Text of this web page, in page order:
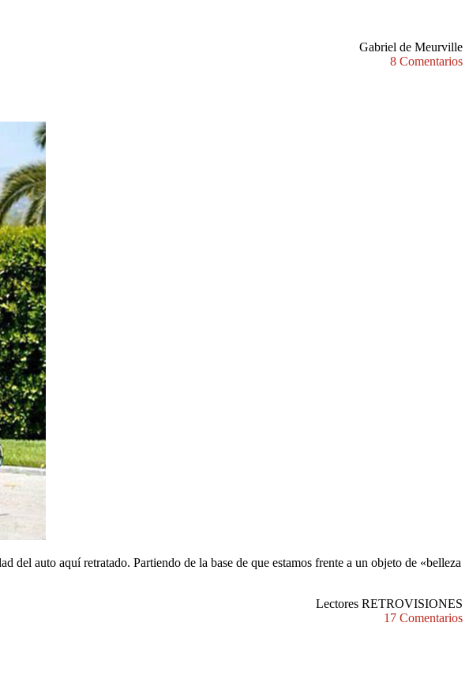
Gabriel de Meurville
8 Comentarios
del auto aquí retratado. Partiendo de la base de que estamos frente a un objeto de «belleza
Lectores RETROVISIONES
17 Comentarios